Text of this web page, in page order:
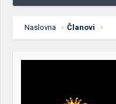
Naslovna Članovi